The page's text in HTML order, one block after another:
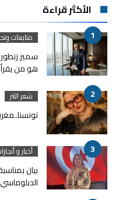
الأكثر قراءة
متابعات
سمير
هو من
شعر النثر
أخبار و
بيان
الدبلوماسي